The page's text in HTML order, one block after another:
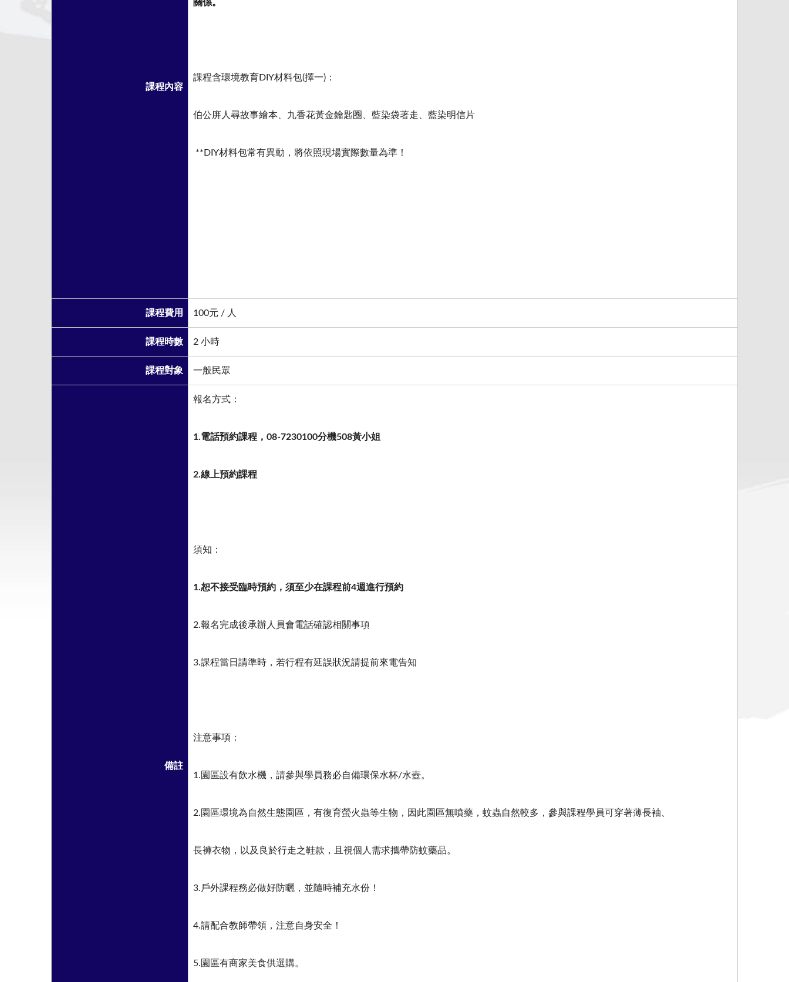
課程內容
關係。
課程含環境教育DIY材料包(擇一)：
伯公庰人尋故事繪本、九香花黃金鑰匙圈、藍染袋著走、藍染明信片
**DIY材料包常有異動，將依照現場實際數量為準！
課程費用 100元 / 人
課程時數 2 小時
課程對象 一般民眾
備註
報名方式：
1.電話預約課程，08-7230100分機508黃小姐
2.線上預約課程
須知：
1.恕不接受臨時預約，須至少在課程前4週進行預約
2.報名完成後承辦人員會電話確認相關事項
3.課程當日請準時，若行程有延誤狀況請提前來電告知
注意事項：
1.園區設有飲水機，請參與學員務必自備環保水杯/水壺。
2.園區環境為自然生態園區，有復育螢火蟲等生物，因此園區無噴藥，蚊蟲自然較多，參與課程學員可穿著薄長袖、
長褲衣物，以及良於行走之鞋款，且視個人需求攜帶防蚊藥品。
3.戶外課程務必做好防曬，並隨時補充水份！
4.請配合教師帶領，注意自身安全！
5.園區有商家美食供選購。